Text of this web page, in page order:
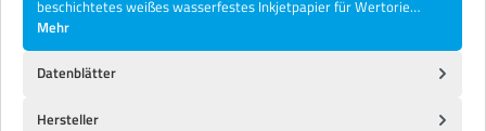
beschichtetes weißes wasserfestes Inkjetpapier für Wertorie…
Mehr
Datenblätter
Hersteller